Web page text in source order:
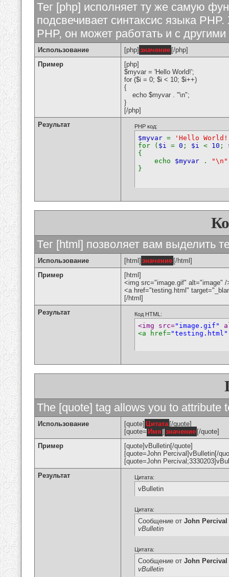
Тег [php] исполняет ту же самую
подсвечивает синтаксис языка
PHP, он может работать и с
Использование [php] значение [/php]
Пример
[php]
$myvar = 'Hello World!';
for ($i = 0; $i < 10; $i++)
{
echo $myvar . "\n";
}
[/php]
Результат
PHP код:
$myvar =
'Hello
for ( $i = 0 ; $i < 10 ;
{
echo $myvar . "\n"
}
Тег [html] позволяет вам выделить
Использование [html] значение [/html]
Пример
[html]
<img src="image.gif" alt="image" /
<a href="testing.html"
[/html]
Результат
Код HTML:
<img src="image.gif"
<a href="testing.html"
The [quote] tag allows you to attribute
Использование [quote] Цитата [/quote]
[quote= Имя ] значение [/quote]
Пример
[quote]vBulletin[/quote]
[quote=John Percival]vBulletin[/
[quote=John
Результат
Цитата:
vBulletin
Цитата:
Сообщение от John Percival
vBulletin
Цитата:
Сообщение от John Percival
vBulletin